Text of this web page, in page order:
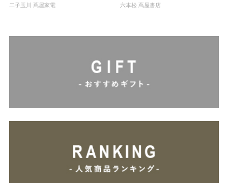
二子玉川 蔦屋家電 六本松 蔦屋書店